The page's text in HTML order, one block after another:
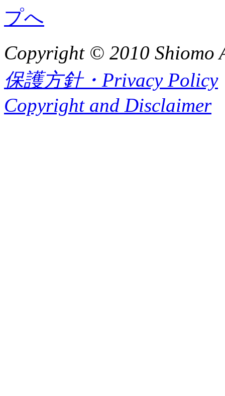
Copyright © 2010 Shiomo
保護方針・Privacy Policy
Copyright and Disclaimer